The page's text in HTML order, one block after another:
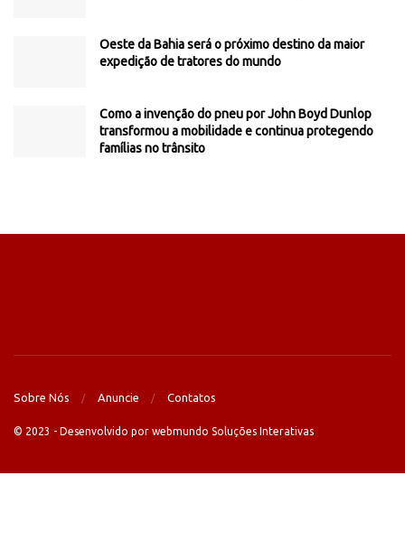
Oeste da Bahia será o próximo destino da maior
expedição de tratores do mundo
Como a invenção do pneu por John Boyd Dunlop
transformou a mobilidade e continua protegendo
famílias no trânsito
Sobre Nós Anuncie Contatos
© 2023 - Desenvolvido por webmundo Soluções Interativas